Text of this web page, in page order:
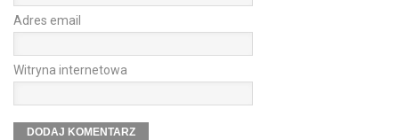
Adres email
Witryna internetowa